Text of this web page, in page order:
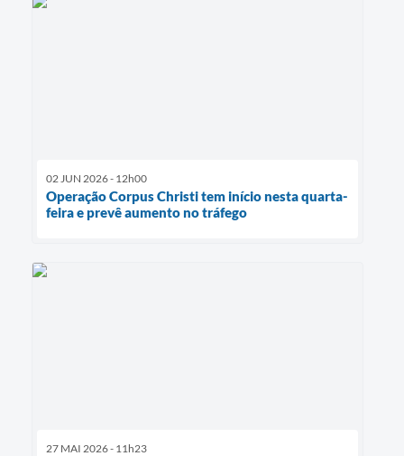
02 JUN 2026 - 12h00
Operação Corpus Christi tem início nesta quarta-
feira e prevê aumento no tráfego
27 MAI 2026 - 11h23